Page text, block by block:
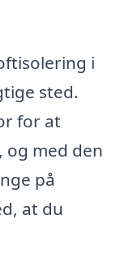
i
sted.
for at
og med den
på
at du